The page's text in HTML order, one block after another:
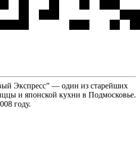
Экспресс” — один из старейших
и японской кухни в Подмосковье.
году.